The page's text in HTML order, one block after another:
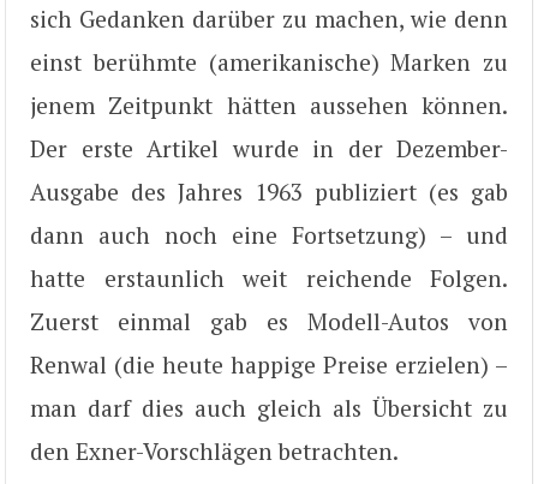
sich Gedanken darüber zu machen, wie denn
einst berühmte (amerikanische) Marken zu
jenem Zeitpunkt hätten aussehen können.
Der erste Artikel wurde in der Dezember-
Ausgabe des Jahres 1963 publiziert (es gab
dann auch noch eine Fortsetzung) – und
hatte erstaunlich weit reichende Folgen.
Zuerst einmal gab es Modell-Autos von
Renwal (die heute happige Preise erzielen) –
man darf dies auch gleich als Übersicht zu
den Exner-Vorschlägen betrachten.